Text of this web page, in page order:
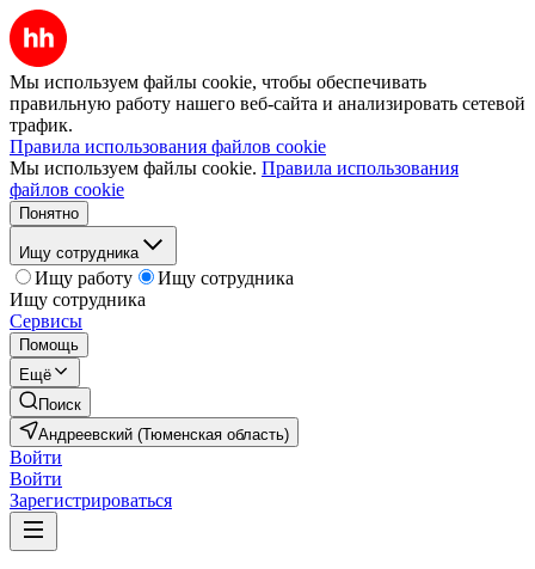
Мы используем файлы cookie, чтобы обеспечивать
правильную работу нашего веб-сайта и анализировать сетевой
трафик.
Правила использования файлов cookie
Мы используем файлы cookie. Правила использования
файлов cookie
Понятно
Ищу сотрудника
Ищу работу
Ищу сотрудника
Ищу сотрудника
Сервисы
Помощь
Ещё
Поиск
Андреевский (Тюменская область)
Войти
Войти
Зарегистрироваться